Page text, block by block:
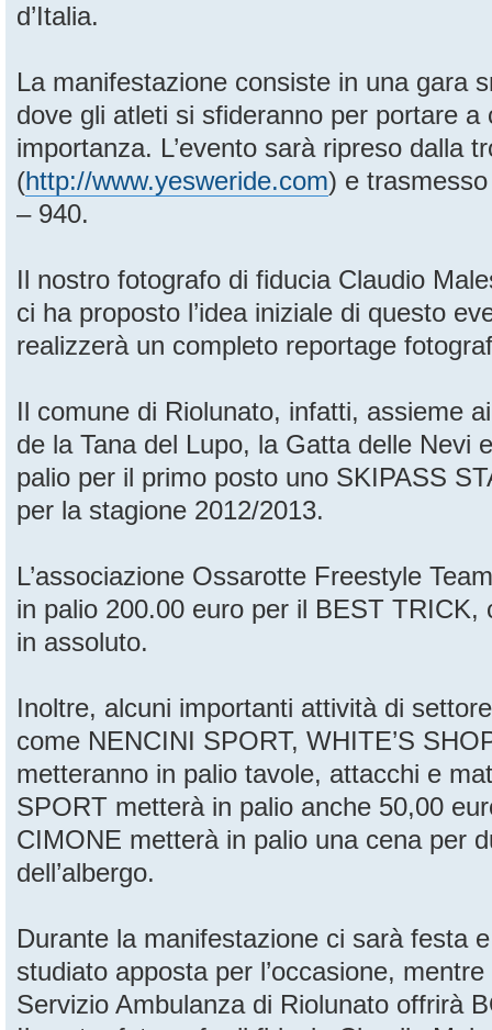
d’Italia.
La manifestazione consiste in una gara
dove gli atleti si sfideranno per portare
importanza. L’evento sarà ripreso dalla
(http://www.yesweride.com) e
– 940.
Il nostro fotografo di fiducia Claudio
ci ha proposto l’idea iniziale di questo
realizzerà un completo reportage
Il comune di Riolunato, infatti, assieme
de la Tana del Lupo, la Gatta delle Nevi
palio per il primo posto uno SKIPASS
per la stagione 2012/2013.
L’associazione Ossarotte Freestyle
in palio 200.00 euro per il BEST TRICK,
in assoluto.
Inoltre, alcuni importanti attività di
come NENCINI SPORT, WHITE’S
metteranno in palio tavole, attacchi e
SPORT metterà in palio anche 50,00
CIMONE metterà in palio una cena per
dell’albergo.
Durante la manifestazione ci sarà festa
studiato apposta per l’occasione,
Servizio Ambulanza di Riolunato offrirà